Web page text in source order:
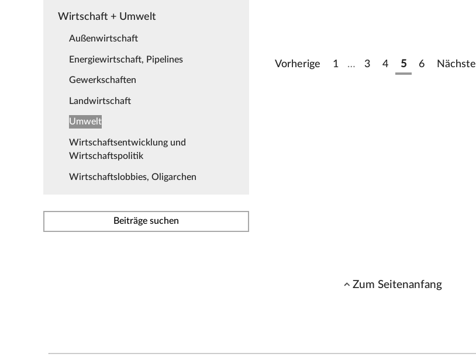
Wirtschaft + Umwelt
Außenwirtschaft
Energiewirtschaft, Pipelines
Gewerkschaften
Landwirtschaft
Umwelt
Wirtschaftsentwicklung und
Wirtschaftspolitik
Wirtschaftslobbies, Oligarchen
Beiträge suchen
Vorherige 1 … 3 4 5 6 Nächste
Zum Seitenanfang